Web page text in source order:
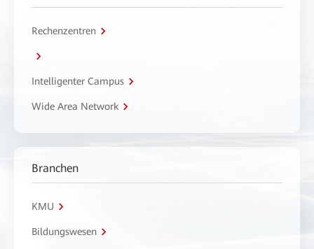
Rechenzentren
Intelligenter Campus
Wide Area Network
Branchen
KMU
Bildungswesen